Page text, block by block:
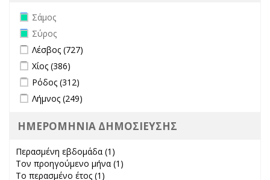
Remove Σάμος filter
Σάμος
Remove Σύρος filter
Σύρος
Apply Λέσβος filter
Λέσβος (727)
Apply Χίος filter
Χίος (386)
Apply Ρόδος filter
Ρόδος (312)
Apply Λήμνος filter
Λήμνος (249)
ΗΜΕΡΟΜΗΝΙΑ ΔΗΜΟΣΙΕΥΣΗΣ
Περασμένη εβδομάδα (1)
Τον προηγούμενο μήνα (1)
Το περασμένο έτος (1)